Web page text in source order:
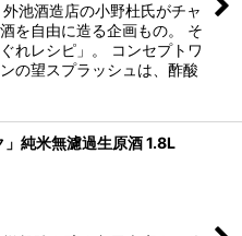
池酒造店の小野杜氏がチャ
を自由に造る企画もの。 そ
れレシピ」。 コンセプトワ
の望スプラッシュは、酢酸
純米無濾過生原酒 1.8L